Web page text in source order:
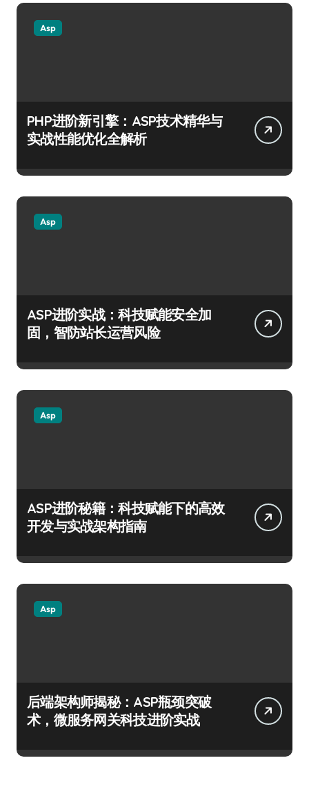
Asp
PHP进阶新引擎：ASP技术精华与
实战性能优化全解析
Asp
ASP进阶实战：科技赋能安全加
固，智防站长运营风险
Asp
ASP进阶秘籍：科技赋能下的高效
开发与实战架构指南
Asp
后端架构师揭秘：ASP瓶颈突破
术，微服务网关科技进阶实战